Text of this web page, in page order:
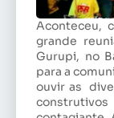
Aconteceu,
grande
Gurupi, no
para a
ouvir as